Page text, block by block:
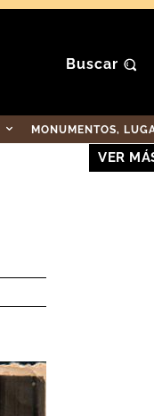
Buscar
MONUMENTOS,
VER